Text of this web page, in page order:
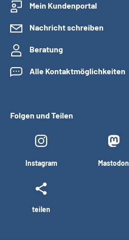
Mein Kundenportal
Nachricht schreiben
Beratung
Alle Kontaktmöglichkeiten
Folgen und Teilen
Instagram Mastodon
teilen